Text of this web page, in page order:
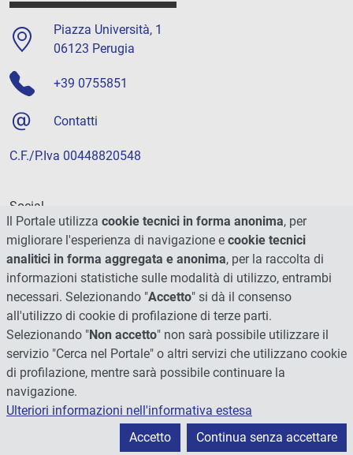
Piazza Università, 1
06123 Perugia
+39 0755851
Contatti
C.F./P.Iva 00448820548
Social
© 2026 - Università degli Studi di Perugia
Il Portale utilizza cookie tecnici in forma anonima, per
migliorare l'esperienza di navigazione e cookie tecnici
analitici in forma aggregata e anonima, per la raccolta di
informazioni statistiche sulle modalità di utilizzo, entrambi
necessari. Selezionando "Accetto" si dà il consenso
all'utilizzo di cookie di profilazione di terze parti.
Selezionando "Non accetto" non sarà possibile utilizzare il
servizio "Cerca nel Portale" o altri servizi che utilizzano cookie
di profilazione, mentre sarà possibile continuare la
navigazione.
Ulteriori informazioni nell'informativa estesa
Accetto
Continua senza accettare